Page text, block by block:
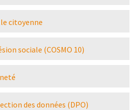
citoyenne
sociale (COSMO 10)
des données (DPO)